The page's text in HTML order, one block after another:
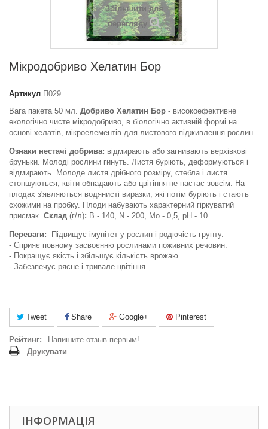
Збільшити для
перегляду
Мікродобриво Хелатин Бор
Артикул П029
Вага пакета 50 мл. Добриво Хелатин Бор - високоефективне
екологічно чисте мікродобриво, в біологічно активній формі на
основі хелатів, мікроелементів для листового підживлення рослин.
Ознаки нестачі добрива: відмирають або загнивають верхівкові
бруньки. Молоді рослини гинуть. Листя буріють, деформуються і
відмирають. Молоде листя дрібного розміру, стебла і листя
стоншуються, квіти обпадають або цвітіння не настає зовсім. На
плодах з'являються водянисті виразки, які потім буріють і стають
схожими на пробку. Плоди набувають характерний гіркуватий
присмак. Склад (г/л): B - 140, N - 200, Mo - 0,5, pH - 10
Переваги:- Підвищує імунітет у рослин і родючість грунту.
- Сприяє повному засвоєнню рослинами поживних речовин.
- Покращує якість і збільшує кількість врожаю.
- Забезпечує рясне і тривале цвітіння.
Tweet Share Google+ Pinterest
Рейтинг:
Напишите отзыв первым!
Друкувати
ІНФОРМАЦІЯ